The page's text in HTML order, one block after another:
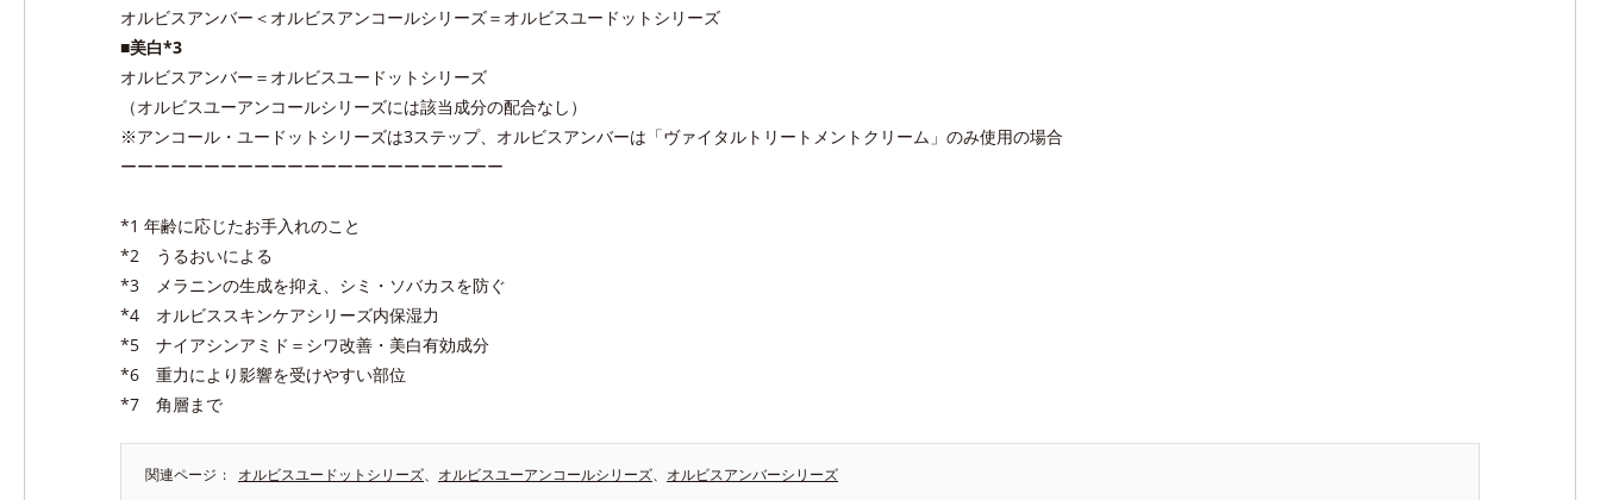
オルビスアンバー＜オルビスアンコールシリーズ＝オルビスユードットシリーズ
■美白*3
オルビスアンバー＝オルビスユードットシリーズ
（オルビスユーアンコールシリーズには該当成分の配合なし）
※アンコール・ユードットシリーズは3ステップ、オルビスアンバーは「ヴァイタルトリートメントクリーム」のみ使用の場合
ーーーーーーーーーーーーーーーーーーーーーーー
*1 年齢に応じたお手入れのこと
*2 うるおいによる
*3 メラニンの生成を抑え、シミ・ソバカスを防ぐ
*4 オルビススキンケアシリーズ内保湿力
*5 ナイアシンアミド＝シワ改善・美白有効成分
*6 重力により影響を受けやすい部位
*7 角層まで
関連ページ オルビスユードットシリーズ、 オルビスユーアンコールシリーズ、 オルビスアンバーシリーズ